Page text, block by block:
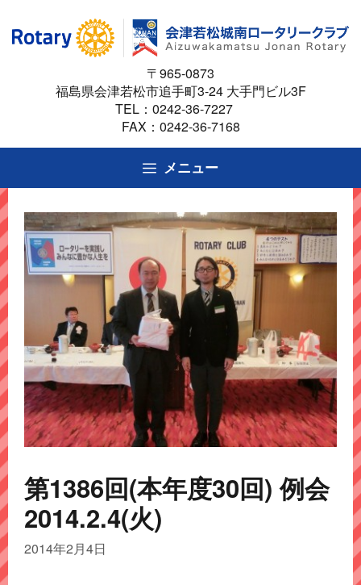
ス
ッ
プ
〒965-0873
福島県会津若松市追手町3-24 大手門ビル3F
TEL： 0242-36-7227
FAX：0242-36-7168
メニュー
第1386回(本年度30回) 例会
2014.2.4(火)
2014年2月4日